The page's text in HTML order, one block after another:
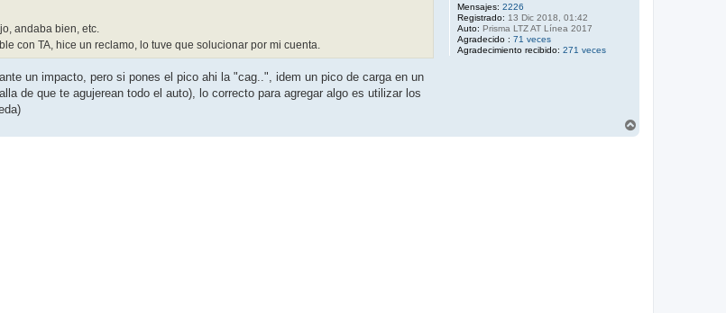
Mensajes: 2226
Registrado: 13 Dic 2018, 01:42
Auto: Prisma LTZ AT Línea 2017
Agradecido : 71 veces
Agradecimiento recibido: 271 veces
andaba bien, etc.
con TA, hice un reclamo, lo tuve que solucionar por mi cuenta.
un impacto, pero si pones el pico ahi la "cag..", idem un pico de carga en un
de que te agujerean todo el auto), lo correcto para agregar algo es utilizar los